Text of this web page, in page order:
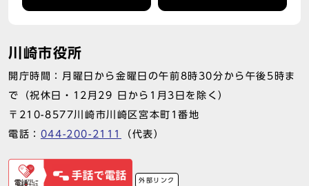
川崎市役所
開庁時間：月曜日から金曜日の午前8時30分から午後5時ま
で（祝休日・12月29 日から1月3日を除く）
〒210-8577川崎市川崎区宮本町1番地
電話： 044-200-2111 （代表）
外部リンク